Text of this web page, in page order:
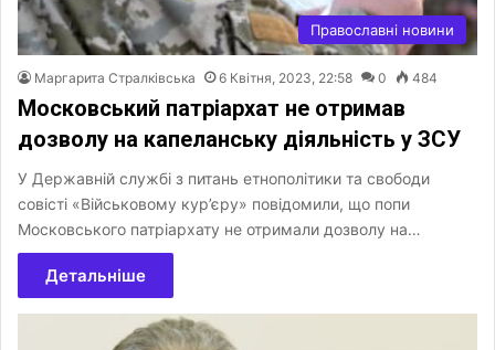
Православні новини
Маргарита Стралківська 6 Квітня, 2023, 22:58 0 484
Московський патріархат не отримав
дозволу на капеланську діяльність у ЗСУ
У Державній службі з питань етнополітики та свободи
совісті «Військовому кур’єру» повідомили, що попи
Московського патріархату не отримали дозволу на…
Детальніше